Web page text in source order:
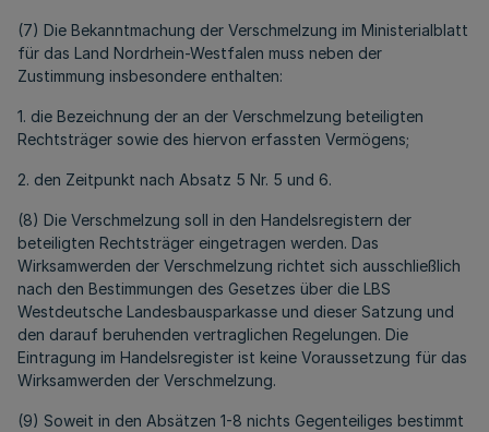
(7) Die Bekanntmachung der Verschmelzung im Ministerialblatt
für das Land Nordrhein-Westfalen muss neben der
Zustimmung insbesondere enthalten:
1. die Bezeichnung der an der Verschmelzung beteiligten
Rechtsträger sowie des hiervon erfassten Vermögens;
2. den Zeitpunkt nach Absatz 5 Nr. 5 und 6.
(8) Die Verschmelzung soll in den Handelsregistern der
beteiligten Rechtsträger eingetragen werden. Das
Wirksamwerden der Verschmelzung richtet sich ausschließlich
nach den Bestimmungen des Gesetzes über die LBS
Westdeutsche Landesbausparkasse und dieser Satzung und
den darauf beruhenden vertraglichen Regelungen. Die
Eintragung im Handelsregister ist keine Voraussetzung für das
Wirksamwerden der Verschmelzung.
(9) Soweit in den Absätzen 1-8 nichts Gegenteiliges bestimmt